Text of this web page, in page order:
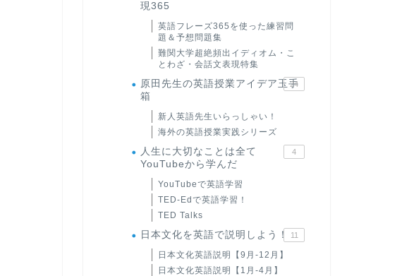
現365
英語フレーズ365を使った練習問
題＆予想問題集
難関大学超絶頻出イディオム・こ
とわざ・会話文表現特集
原田先生の英語授業アイデア玉手
箱
24
新人英語先生いらっしゃい！
海外の英語授業実践シリーズ
人生に大切なことは全て
YouTubeから学んだ
4
YouTubeで英語学習
TED-Edで英語学習！
TED Talks
日本文化を英語で説明しよう！ 11
日本文化英語説明【9月-12月】
日本文化英語説明【1月-4月】